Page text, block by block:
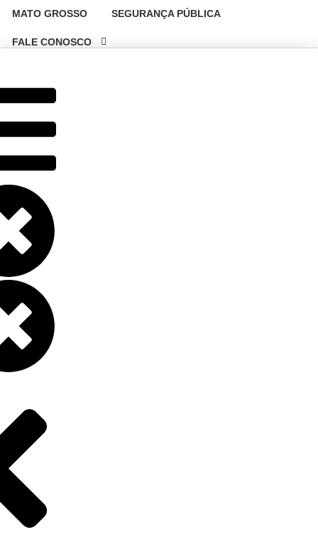
MATO GROSSO SEGURANÇA PÚBLICA
FALE CONOSCO